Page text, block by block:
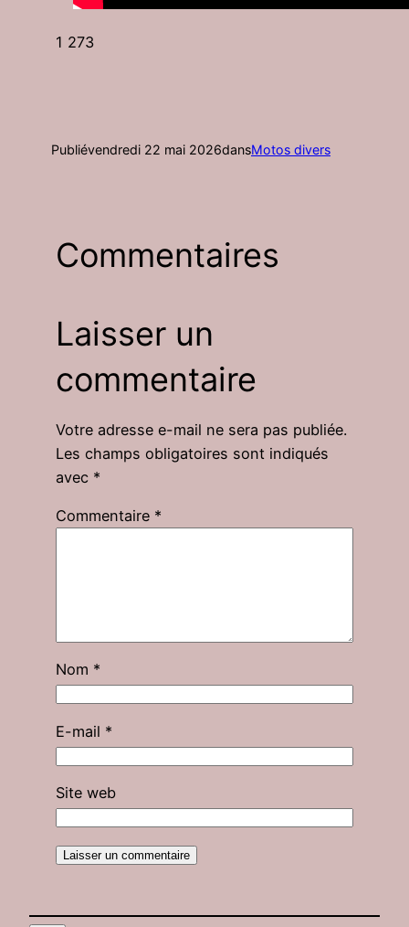
1 273
Publiévendredi 22 mai 2026dansMotos divers
Commentaires
Laisser un
commentaire
Votre adresse e-mail ne sera pas publiée.
Les champs obligatoires sont indiqués
avec *
Commentaire *
Nom *
E-mail *
Site web